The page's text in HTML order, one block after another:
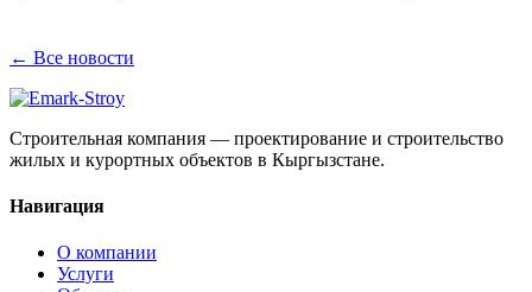
← Все новости
Строительная компания — проектирование и строительство
жилых и курортных объектов в Кыргызстане.
Навигация
О компании
Услуги